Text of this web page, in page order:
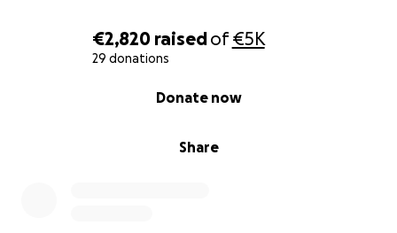
€2,820 raisedof€5K
29 donations
Share
Donate now